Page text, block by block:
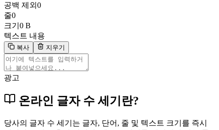
공백 제외 0
줄0
크기 0 B
텍스트 내용
복사 지우기
광고
온라인 글자 수 세기란?
당사의 글자 수 세기는 글자, 단어, 줄 및 텍스트 크기를 즉시